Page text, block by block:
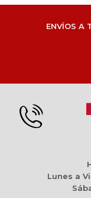
ENVÍOS A
Lunes a